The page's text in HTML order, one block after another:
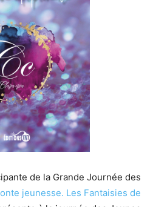
de la Grande Journée des
jeunesse. Les Fantaisies de